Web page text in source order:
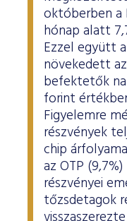
októberben a
hónap alatt
Ezzel együtt
növekedett
befektetők
forint
Figyelemre
részvények
chip
az OTP
részvényei
tőzsdetagok